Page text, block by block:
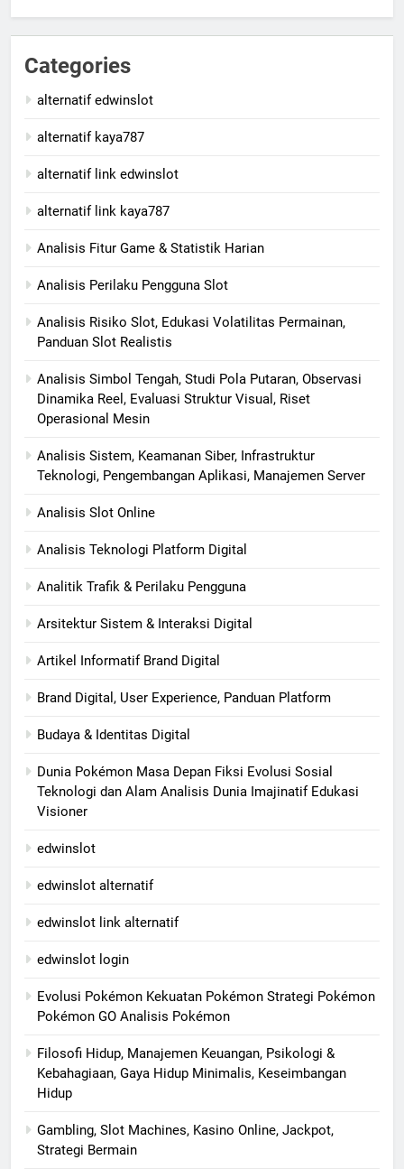
Categories
alternatif edwinslot
alternatif kaya787
alternatif link edwinslot
alternatif link kaya787
Analisis Fitur Game & Statistik Harian
Analisis Perilaku Pengguna Slot
Analisis Risiko Slot, Edukasi Volatilitas Permainan,
Panduan Slot Realistis
Analisis Simbol Tengah, Studi Pola Putaran, Observasi
Dinamika Reel, Evaluasi Struktur Visual, Riset
Operasional Mesin
Analisis Sistem, Keamanan Siber, Infrastruktur
Teknologi, Pengembangan Aplikasi, Manajemen Server
Analisis Slot Online
Analisis Teknologi Platform Digital
Analitik Trafik & Perilaku Pengguna
Arsitektur Sistem & Interaksi Digital
Artikel Informatif Brand Digital
Brand Digital, User Experience, Panduan Platform
Budaya & Identitas Digital
Dunia Pokémon Masa Depan Fiksi Evolusi Sosial
Teknologi dan Alam Analisis Dunia Imajinatif Edukasi
Visioner
edwinslot
edwinslot alternatif
edwinslot link alternatif
edwinslot login
Evolusi Pokémon Kekuatan Pokémon Strategi Pokémon
Pokémon GO Analisis Pokémon
Filosofi Hidup, Manajemen Keuangan, Psikologi &
Kebahagiaan, Gaya Hidup Minimalis, Keseimbangan
Hidup
Gambling, Slot Machines, Kasino Online, Jackpot,
Strategi Bermain